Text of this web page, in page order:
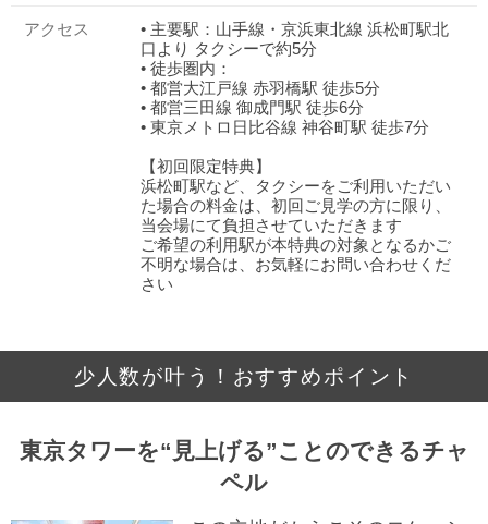
アクセス
• 主要駅：山手線・京浜東北線 浜松町駅北
口より タクシーで約5分
• 徒歩圏内：
• 都営大江戸線 赤羽橋駅 徒歩5分
• 都営三田線 御成門駅 徒歩6分
• 東京メトロ日比谷線 神谷町駅 徒歩7分
【初回限定特典】
浜松町駅など、タクシーをご利用いただい
た場合の料金は、初回ご見学の方に限り、
当会場にて負担させていただきます
ご希望の利用駅が本特典の対象となるかご
不明な場合は、お気軽にお問い合わせくだ
さい
少人数が叶う！おすすめポイント
東京タワーを“見上げる”ことのできるチャ
ペル